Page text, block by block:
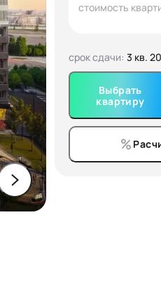
стоимость
срок сдачи: 3 кв.
Выбрать
квартиру